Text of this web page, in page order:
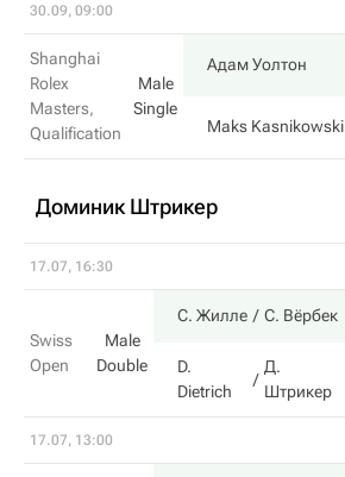
30.09, 09:00
Shanghai
Rolex
Masters,
Qualification
Male
Single
Адам Уолтон
Maks Kasnikowski
Доминик Штрикер
17.07, 16:30
Swiss
Open
Male
Double
С. Жилле С. Вёрбек
D.
Dietrich
Д.
Штрикер
17.07, 13:00